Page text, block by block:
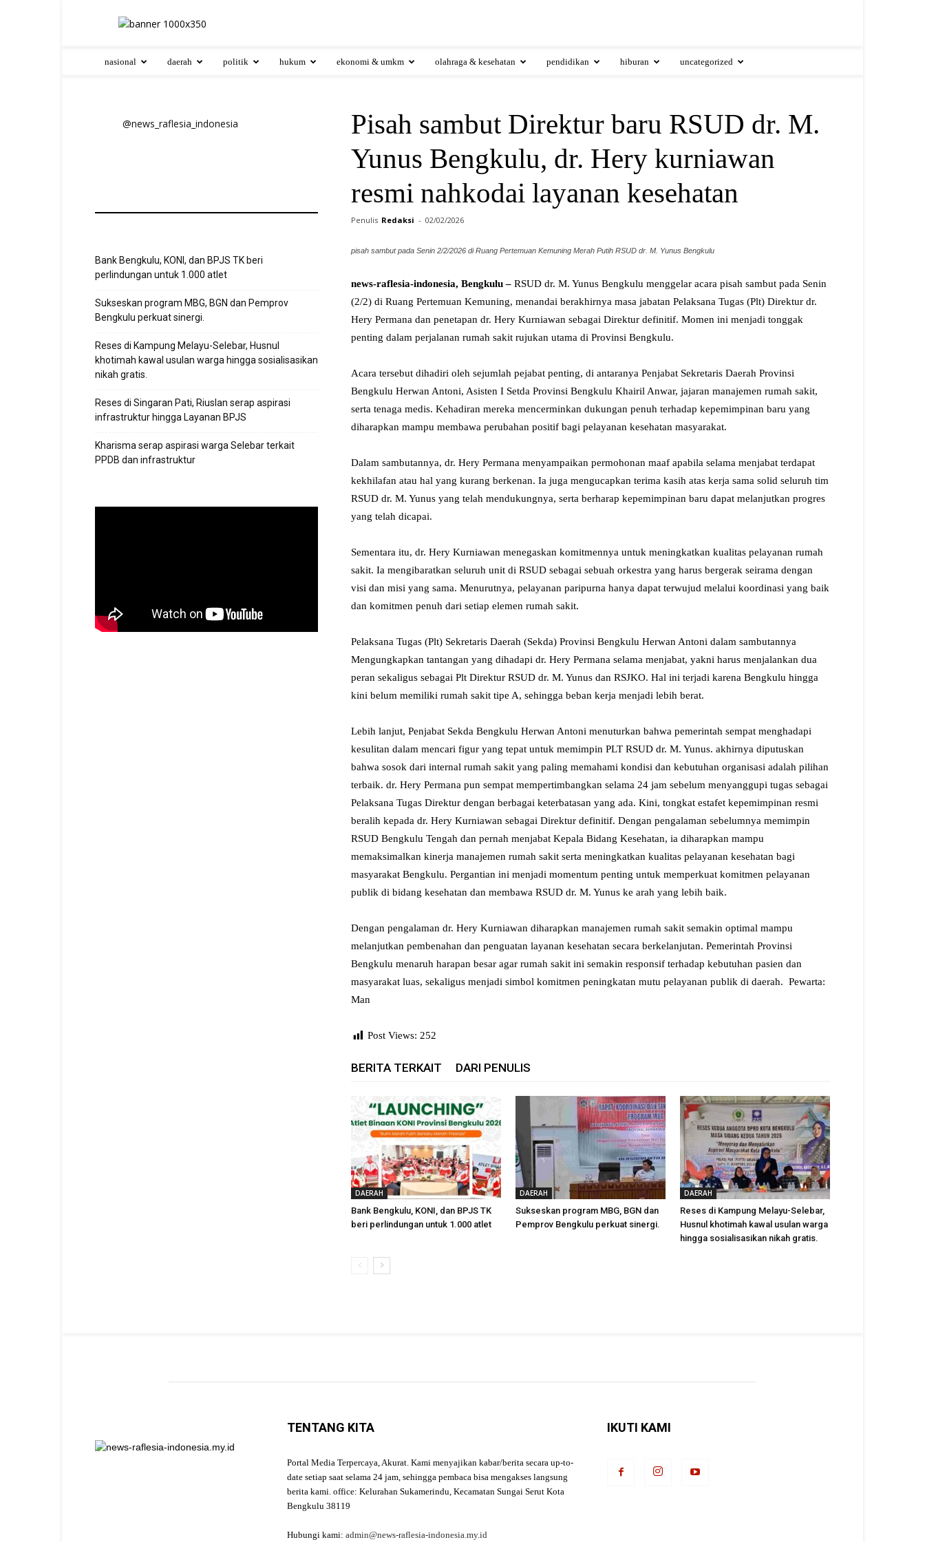
nasional daerah politik hukum ekonomi & umkm olahraga & kesehatan pendidikan hiburan uncategorized
Pisah sambut Direktur baru RSUD dr. M.
Yunus Bengkulu, dr. Hery kurniawan
resmi nahkodai layanan kesehatan
Penulis Redaksi - 02/02/2026
pisah sambut pada Senin 2/2/2026 di Ruang Pertemuan Kemuning Merah Putih RSUD dr. M. Yunus Bengkulu
news-raflesia-indonesia, Bengkulu – RSUD dr. M. Yunus Bengkulu menggelar acara pisah sambut pada Senin
(2/2) di Ruang Pertemuan Kemuning, menandai berakhirnya masa jabatan Pelaksana Tugas (Plt) Direktur dr.
Hery Permana dan penetapan dr. Hery Kurniawan sebagai Direktur definitif. Momen ini menjadi tonggak
penting dalam perjalanan rumah sakit rujukan utama di Provinsi Bengkulu.
Acara tersebut dihadiri oleh sejumlah pejabat penting, di antaranya Penjabat Sekretaris Daerah Provinsi
Bengkulu Herwan Antoni, Asisten I Setda Provinsi Bengkulu Khairil Anwar, jajaran manajemen rumah sakit,
serta tenaga medis. Kehadiran mereka mencerminkan dukungan penuh terhadap kepemimpinan baru yang
diharapkan mampu membawa perubahan positif bagi pelayanan kesehatan masyarakat.
Dalam sambutannya, dr. Hery Permana menyampaikan permohonan maaf apabila selama menjabat terdapat
kekhilafan atau hal yang kurang berkenan. Ia juga mengucapkan terima kasih atas kerja sama solid seluruh tim
RSUD dr. M. Yunus yang telah mendukungnya, serta berharap kepemimpinan baru dapat melanjutkan progres
yang telah dicapai.
Sementara itu, dr. Hery Kurniawan menegaskan komitmennya untuk meningkatkan kualitas pelayanan rumah
sakit. Ia mengibaratkan seluruh unit di RSUD sebagai sebuah orkestra yang harus bergerak seirama dengan
visi dan misi yang sama. Menurutnya, pelayanan paripurna hanya dapat terwujud melalui koordinasi yang baik
dan komitmen penuh dari setiap elemen rumah sakit.
Pelaksana Tugas (Plt) Sekretaris Daerah (Sekda) Provinsi Bengkulu Herwan Antoni dalam sambutannya
Mengungkapkan tantangan yang dihadapi dr. Hery Permana selama menjabat, yakni harus menjalankan dua
peran sekaligus sebagai Plt Direktur RSUD dr. M. Yunus dan RSJKO. Hal ini terjadi karena Bengkulu hingga
kini belum memiliki rumah sakit tipe A, sehingga beban kerja menjadi lebih berat.
Lebih lanjut, Penjabat Sekda Bengkulu Herwan Antoni menuturkan bahwa pemerintah sempat menghadapi
kesulitan dalam mencari figur yang tepat untuk memimpin PLT RSUD dr. M. Yunus. akhirnya diputuskan
bahwa sosok dari internal rumah sakit yang paling memahami kondisi dan kebutuhan organisasi adalah pilihan
terbaik. dr. Hery Permana pun sempat mempertimbangkan selama 24 jam sebelum menyanggupi tugas sebagai
Pelaksana Tugas Direktur dengan berbagai keterbatasan yang ada. Kini, tongkat estafet kepemimpinan resmi
beralih kepada dr. Hery Kurniawan sebagai Direktur definitif. Dengan pengalaman sebelumnya memimpin
RSUD Bengkulu Tengah dan pernah menjabat Kepala Bidang Kesehatan, ia diharapkan mampu
memaksimalkan kinerja manajemen rumah sakit serta meningkatkan kualitas pelayanan kesehatan bagi
masyarakat Bengkulu. Pergantian ini menjadi momentum penting untuk memperkuat komitmen pelayanan
publik di bidang kesehatan dan membawa RSUD dr. M. Yunus ke arah yang lebih baik.
Dengan pengalaman dr. Hery Kurniawan diharapkan manajemen rumah sakit semakin optimal mampu
melanjutkan pembenahan dan penguatan layanan kesehatan secara berkelanjutan. Pemerintah Provinsi
Bengkulu menaruh harapan besar agar rumah sakit ini semakin responsif terhadap kebutuhan pasien dan
masyarakat luas, sekaligus menjadi simbol komitmen peningkatan mutu pelayanan publik di daerah. Pewarta:
Man
Post Views: 252
BERITA TERKAIT DARI PENULIS
DAERAH
Bank Bengkulu, KONI, dan BPJS TK
beri perlindungan untuk 1.000 atlet
DAERAH
Sukseskan program MBG, BGN dan
Pemprov Bengkulu perkuat sinergi.
DAERAH
Reses di Kampung Melayu-Selebar,
Husnul khotimah kawal usulan warga
hingga sosialisasikan nikah gratis.
@news_raflesia_indonesia
Bank Bengkulu, KONI, dan BPJS TK beri
perlindungan untuk 1.000 atlet
Sukseskan program MBG, BGN dan Pemprov
Bengkulu perkuat sinergi.
Reses di Kampung Melayu-Selebar, Husnul
khotimah kawal usulan warga hingga sosialisasikan
nikah gratis.
Reses di Singaran Pati, Riuslan serap aspirasi
infrastruktur hingga Layanan BPJS
Kharisma serap aspirasi warga Selebar terkait
PPDB dan infrastruktur
TENTANG KITA
Portal Media Terpercaya, Akurat. Kami menyajikan kabar/berita secara up-to-
date setiap saat selama 24 jam, sehingga pembaca bisa mengakses langsung
berita kami. office: Kelurahan Sukamerindu, Kecamatan Sungai Serut Kota
Bengkulu 38119
Hubungi kami: admin@news-raflesia-indonesia.my.id
IKUTI KAMI